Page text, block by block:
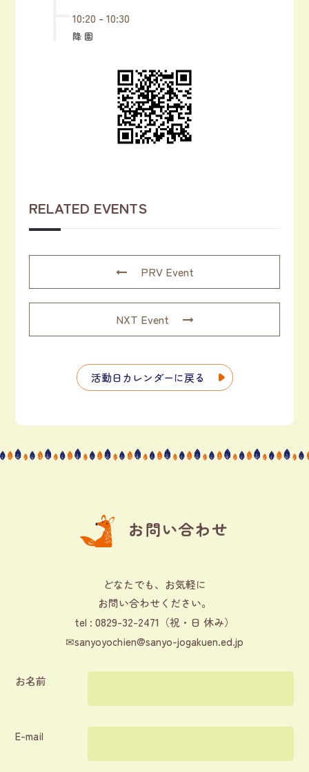
10:20 -10:30
降 園
RELATED EVENTS
PRV Event
NXT Event
活動日カレンダーに戻る
お問い合わせ
どなたでも、お気軽に
お問い合わせください。
tel : 0829-32-2471 （祝・日 休み）
✉sanyoyochien@sanyo-jogakuen.ed.jp
お名前
E-mail